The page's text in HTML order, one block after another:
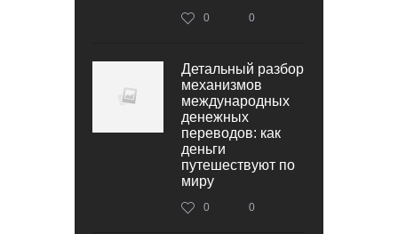
0 0
Детальный разбор
механизмов
международных
денежных
переводов: как
деньги
путешествуют по
миру
0 0